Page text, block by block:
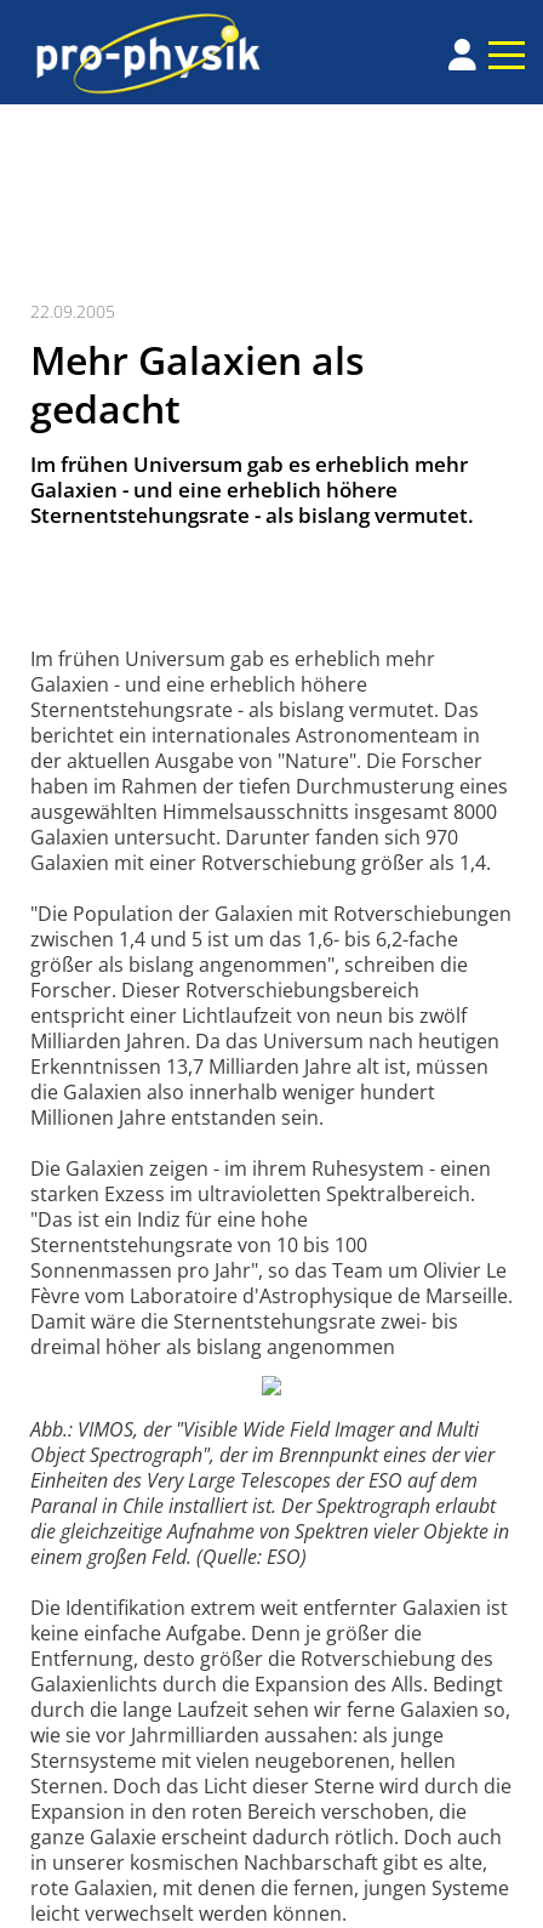
22.09.2005
Mehr Galaxien als
gedacht
Im frühen Universum gab es erheblich mehr
Galaxien - und eine erheblich höhere
Sternentstehungsrate - als bislang vermutet.
Im frühen Universum gab es erheblich mehr
Galaxien - und eine erheblich höhere
Sternentstehungsrate - als bislang vermutet. Das
berichtet ein internationales Astronomenteam in
der aktuellen Ausgabe von "Nature". Die Forscher
haben im Rahmen der tiefen Durchmusterung eines
ausgewählten Himmelsausschnitts insgesamt 8000
Galaxien untersucht. Darunter fanden sich 970
Galaxien mit einer Rotverschiebung größer als 1,4.
"Die Population der Galaxien mit Rotverschiebungen
zwischen 1,4 und 5 ist um das 1,6- bis 6,2-fache
größer als bislang angenommen", schreiben die
Forscher. Dieser Rotverschiebungsbereich
entspricht einer Lichtlaufzeit von neun bis zwölf
Milliarden Jahren. Da das Universum nach heutigen
Erkenntnissen 13,7 Milliarden Jahre alt ist, müssen
die Galaxien also innerhalb weniger hundert
Millionen Jahre entstanden sein.
Die Galaxien zeigen - im ihrem Ruhesystem - einen
starken Exzess im ultravioletten Spektralbereich.
"Das ist ein Indiz für eine hohe
Sternentstehungsrate von 10 bis 100
Sonnenmassen pro Jahr", so das Team um Olivier Le
Fèvre vom Laboratoire d'Astrophysique de Marseille.
Damit wäre die Sternentstehungsrate zwei- bis
dreimal höher als bislang angenommen
Abb.: VIMOS, der "Visible Wide Field Imager and Multi
Object Spectrograph", der im Brennpunkt eines der vier
Einheiten des Very Large Telescopes der ESO auf dem
Paranal in Chile installiert ist. Der Spektrograph erlaubt
die gleichzeitige Aufnahme von Spektren vieler Objekte in
einem großen Feld. (Quelle: ESO)
Die Identifikation extrem weit entfernter Galaxien ist
keine einfache Aufgabe. Denn je größer die
Entfernung, desto größer die Rotverschiebung des
Galaxienlichts durch die Expansion des Alls. Bedingt
durch die lange Laufzeit sehen wir ferne Galaxien so,
wie sie vor Jahrmilliarden aussahen: als junge
Sternsysteme mit vielen neugeborenen, hellen
Sternen. Doch das Licht dieser Sterne wird durch die
Expansion in den roten Bereich verschoben, die
ganze Galaxie erscheint dadurch rötlich. Doch auch
in unserer kosmischen Nachbarschaft gibt es alte,
rote Galaxien, mit denen die fernen, jungen Systeme
leicht verwechselt werden können.